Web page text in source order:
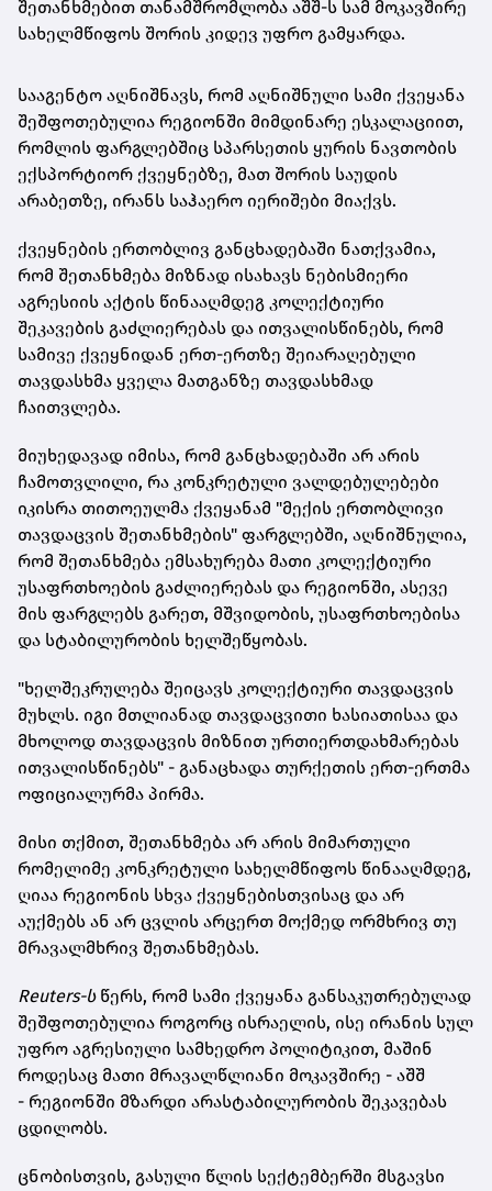
შეთანხმებით თანამშრომლობა აშშ-ს სამ მოკავშირე
სახელმწიფოს შორის კიდევ უფრო გამყარდა.
სააგენტო აღნიშნავს, რომ აღნიშნული სამი ქვეყანა
შეშფოთებულია რეგიონში მიმდინარე ესკალაციით,
რომლის ფარგლებშიც სპარსეთის ყურის ნავთობის
ექსპორტიორ ქვეყნებზე, მათ შორის საუდის
არაბეთზე, ირანს საჰაერო იერიშები მიაქვს.
ქვეყნების ერთობლივ განცხადებაში ნათქვამია,
რომ შეთანხმება მიზნად ისახავს ნებისმიერი
აგრესიის აქტის წინააღმდეგ კოლექტიური
შეკავების გაძლიერებას და ითვალისწინებს, რომ
სამივე ქვეყნიდან ერთ-ერთზე შეიარაღებული
თავდასხმა ყველა მათგანზე თავდასხმად
ჩაითვლება.
მიუხედავად იმისა, რომ განცხადებაში არ არის
ჩამოთვლილი, რა კონკრეტული ვალდებულებები
იკისრა თითოეულმა ქვეყანამ "მექის ერთობლივი
თავდაცვის შეთანხმების" ფარგლებში, აღნიშნულია,
რომ შეთანხმება ემსახურება მათი კოლექტიური
უსაფრთხოების გაძლიერებას და რეგიონში, ასევე
მის ფარგლებს გარეთ, მშვიდობის, უსაფრთხოებისა
და სტაბილურობის ხელშეწყობას.
"ხელშეკრულება შეიცავს კოლექტიური თავდაცვის
მუხლს. იგი მთლიანად თავდაცვითი ხასიათისაა და
მხოლოდ თავდაცვის მიზნით ურთიერთდახმარებას
ითვალისწინებს" - განაცხადა თურქეთის ერთ-ერთმა
ოფიციალურმა პირმა.
მისი თქმით, შეთანხმება არ არის მიმართული
რომელიმე კონკრეტული სახელმწიფოს წინააღმდეგ,
ღიაა რეგიონის სხვა ქვეყნებისთვისაც და არ
აუქმებს ან არ ცვლის არცერთ მოქმედ ორმხრივ თუ
მრავალმხრივ შეთანხმებას.
Reuters-სწერს, რომ სამი ქვეყანა განსაკუთრებულად
შეშფოთებულია როგორც ისრაელის, ისე ირანის სულ
უფრო აგრესიული სამხედრო პოლიტიკით, მაშინ
როდესაც მათი მრავალწლიანი მოკავშირე - აშშ
- რეგიონში მზარდი არასტაბილურობის შეკავებას
ცდილობს.
ცნობისთვის, გასული წლის სექტემბერში მსგავსი